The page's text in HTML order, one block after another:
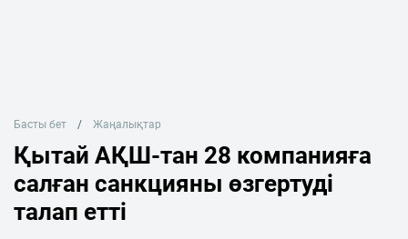
Басты бет Жаңалықтар
Қытай АҚШ-тан 28 компанияға
салған санкцияны өзгертуді
талап етті